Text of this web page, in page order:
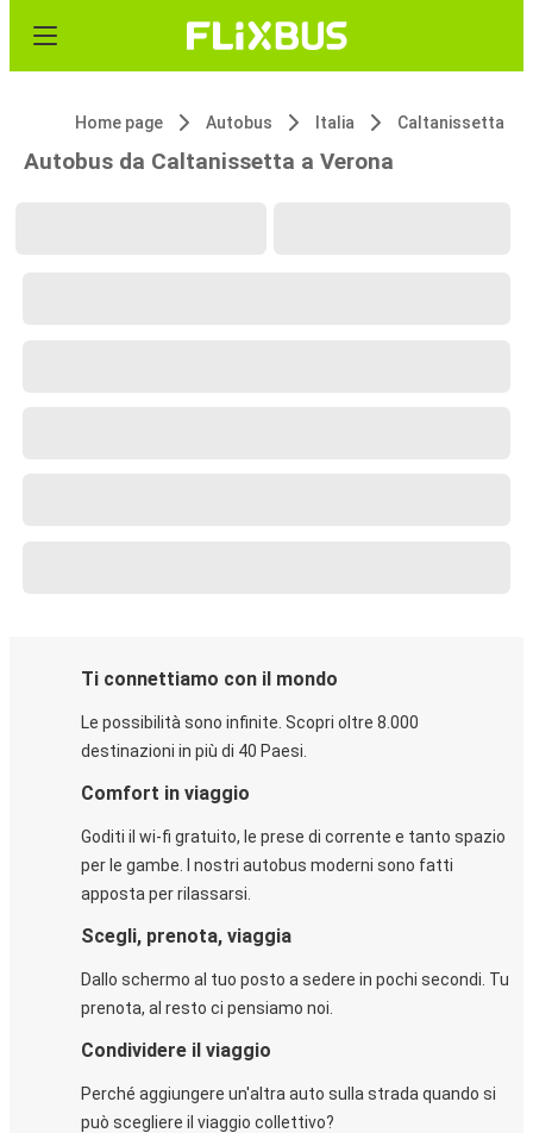
Home page Autobus Italia Caltanissetta
Autobus da Caltanissetta a Verona
Ti connettiamo con il mondo
Le possibilità sono infinite. Scopri oltre 8.000
destinazioni in più di 40 Paesi.
Comfort in viaggio
Goditi il wi-fi gratuito, le prese di corrente e tanto spazio
per le gambe. I nostri autobus moderni sono fatti
apposta per rilassarsi.
Scegli, prenota, viaggia
Dallo schermo al tuo posto a sedere in pochi secondi. Tu
prenota, al resto ci pensiamo noi.
Condividere il viaggio
Perché aggiungere un'altra auto sulla strada quando si
può scegliere il viaggio collettivo?